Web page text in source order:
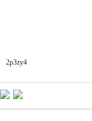
2p3zy4